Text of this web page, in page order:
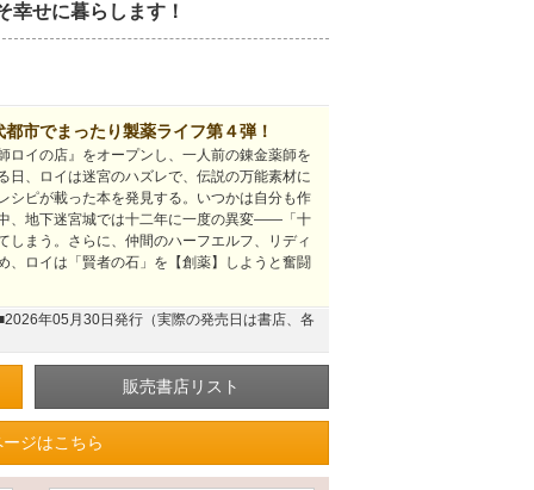
幸せに暮らします！
市でまったり製薬ライフ第４弾！
ロイの店』をオープンし、一人前の錬金薬師を
日、ロイは迷宮のハズレで、伝説の万能素材に
シピが載った本を発見する。いつかは自分も作
、地下迷宮城では十二年に一度の異変――「十
しまう。さらに、仲間のハーフエルフ、リディ
、ロイは「賢者の石」を【創薬】しようと奮闘
年05月30日発行（実際の発売日は書店、各
ジはこちら